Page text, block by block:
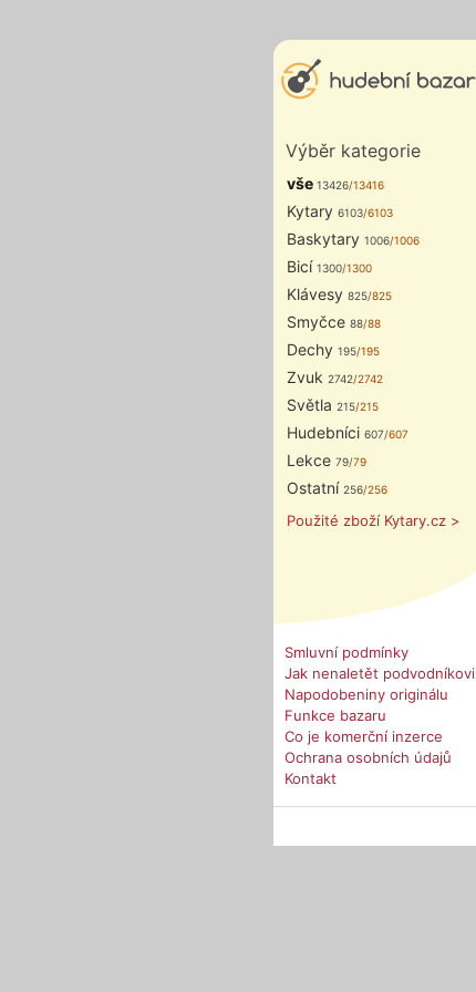
Výběr kategorie
vše 13426/13416
Kytary 6103/6103
Baskytary 1006/1006
Bicí 1300/1300
Klávesy 825/825
Smyčce 88/88
Dechy 195/195
Zvuk 2742/2742
Světla 215/215
Hudebníci 607/607
Lekce 79/79
Ostatní 256/256
Použité zboží Kytary.cz >
Smluvní podmínky
Jak nenaletět podvodníkovi
Napodobeniny originálu
Funkce bazaru
Co je komerční inzerce
Ochrana osobních údajů
Kontakt